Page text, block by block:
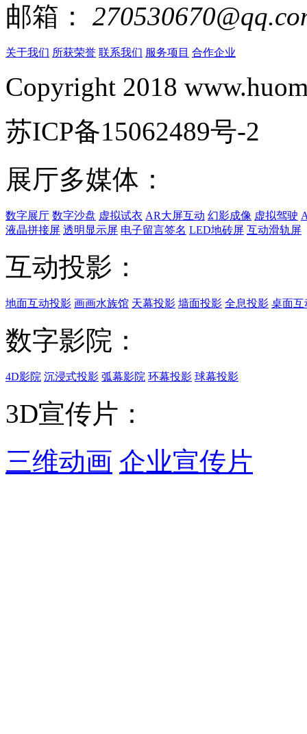
邮箱：
关于我们 所获荣誉 联系我们 服务项目 合作企业
Copyright 2018
苏ICP备15062489号-2
展厅多媒体：
数字展厅 数字沙盘 虚拟试衣 AR大屏互动 幻影成像 虚拟驾驶
液晶拼接屏 透明显示屏 电子留言签名 LED地砖屏 互动滑轨屏
互动投影：
地面互动投影 画画水族馆 天幕投影 墙面投影 全息投影 桌面互
数字影院：
4D影院 沉浸式投影 弧幕影院 环幕投影 球幕投影
3D宣传片：
三维动画 企业宣传片